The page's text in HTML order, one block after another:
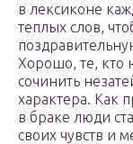
в лексиконе
теплых слов,
Хорошо, те, кто
сочинить
характера. Как
в браке люди
своих чувств и